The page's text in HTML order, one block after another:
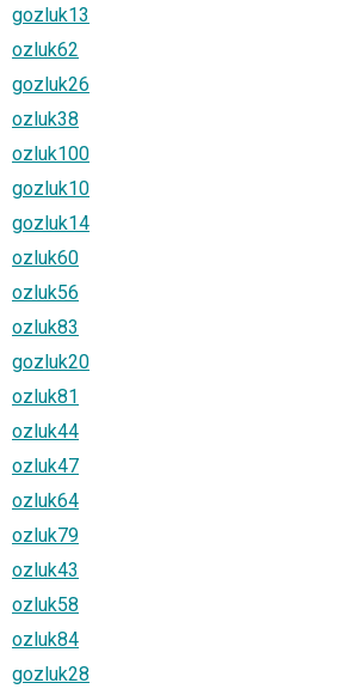
gozluk13
ozluk62
gozluk26
ozluk38
ozluk100
gozluk10
gozluk14
ozluk60
ozluk56
ozluk83
gozluk20
ozluk81
ozluk44
ozluk47
ozluk64
ozluk79
ozluk43
ozluk58
ozluk84
gozluk28